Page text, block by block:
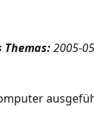
Themas:2005-